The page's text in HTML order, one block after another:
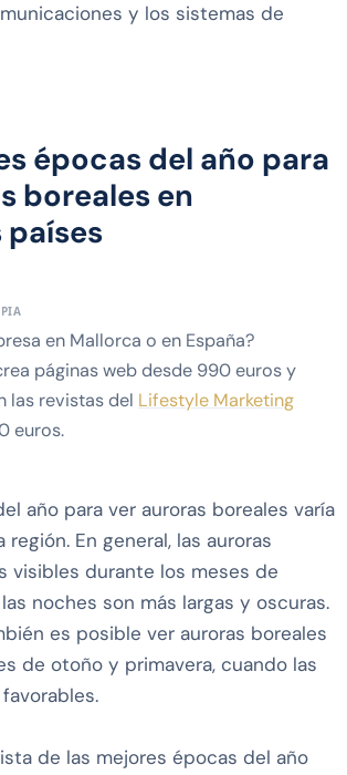
y los sistemas de
épocas del año para
boreales en
en Mallorca o en España?
páginas web desde 990 euros y
las revistas del Lifestyle Marketing
euros.
año para ver auroras boreales varía
En general, las auroras
visibles durante los meses de
noches son más largas y oscuras.
es posible ver auroras boreales
de otoño y primavera, cuando las
de las mejores épocas del año